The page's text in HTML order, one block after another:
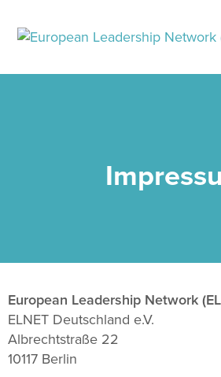
European Leadership Network
ELNET Deutschland e.V.
Albrechtstraße 22
10117 Berlin